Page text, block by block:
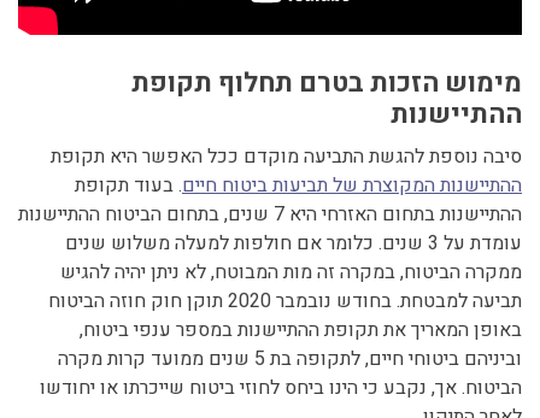
מימוש הזכות בטרם תחלוף תקופת
ההתיישנות
סיבה נוספת להגשת התביעה מוקדם ככל האפשר היא תקופת
ההתיישנות המקוצרת של תביעות ביטוח חיים. בעוד תקופת
ההתיישנות בתחום האזרחי היא 7 שנים, בתחום הביטוח ההתיישנות
עומדת על 3 שנים. כלומר אם חולפות למעלה משלוש שנים
ממקרה הביטוח, במקרה זה מות המבוטח, לא ניתן יהיה להגיש
תביעה למבטחת. בחודש נובמבר 2020 תוקן חוק חוזה הביטוח
באופן המאריך את תקופת ההתיישנות במספר ענפי ביטוח,
וביניהם ביטוחי חיים, לתקופה בת 5 שנים ממועד קרות מקרה
הביטוח. אך, נקבע כי הינו ביחס לחוזי ביטוח שייכרתו או יחודשו